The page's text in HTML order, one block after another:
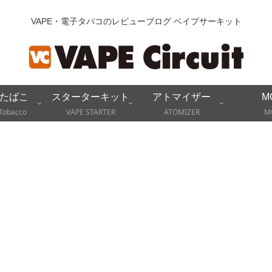
VAPE・電子タバコのレビューブログ ベイプサーキット
ばこ
スターターキット
VAPE STARTER
アトマイザー
ATOMIZER